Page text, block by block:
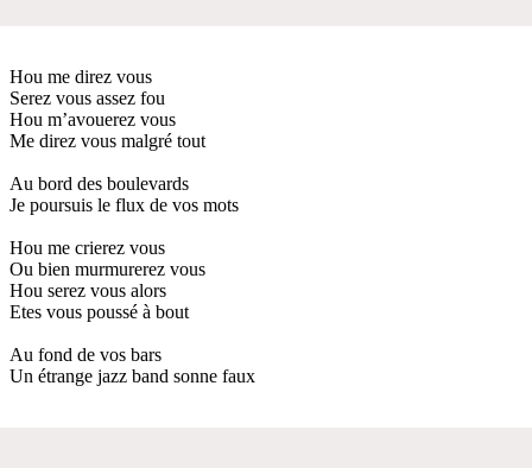
Hou me direz vous
Serez vous assez fou
Hou m’avouerez vous
Me direz vous malgré tout
Au bord des boulevards
Je poursuis le flux de vos mots
Hou me crierez vous
Ou bien murmurerez vous
Hou serez vous alors
Etes vous poussé à bout
Au fond de vos bars
Un étrange jazz band sonne faux